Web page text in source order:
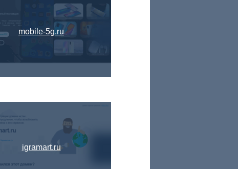
mobile-5g.ru
igramart.ru